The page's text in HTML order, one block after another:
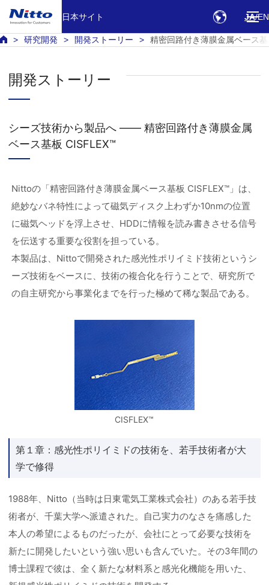
日本サイト JA EN
研究開発 開発ストーリー 精密回路付き薄膜金属ベース
開発ストーリー
シーズ技術から製品へ ―― 精密回路付き薄膜金属
ベース基板 CISFLEX™
Nittoの「精密回路付き薄膜金属ベース基板 CISFLEX™」は、
絶妙なバネ特性によって磁気ディスク上わずか10nmの位置
に磁気ヘッドを浮上させ、HDDに情報を読み書きさせる信号
を伝送する重要な役割を担っている。
本製品は、Nittoで開発された感光性ポリイミド技術というシ
ーズ技術をベースに、技術の複合化を行うことで、研究所で
の自主研究から事業化までを行った極めて稀な製品である。
CISFLEX™
第１章：感光性ポリイミドの技術を、若手技術者が大
学で修得
1988年、Nitto（当時は日東電気工業株式会社）のある若手技
術者が、千葉大学へ派遣された。自己実力のなさを痛感した
本人の希望によるものだったが、会社にとって必要な技術を
新たに開発したいという強い思いも含んでいた。その3年間の
博士課程で彼は、全く新たな材料系と感光化機能を用いた、